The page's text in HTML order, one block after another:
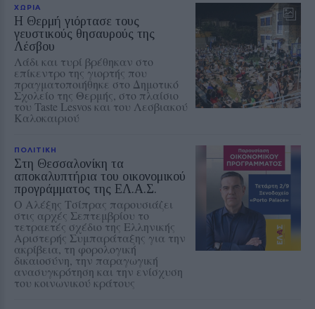
ΧΩΡΙΑ
Η Θερμή γιόρτασε τους
γευστικούς θησαυρούς της
Λέσβου
Λάδι και τυρί βρέθηκαν στο
επίκεντρο της γιορτής που
πραγματοποιήθηκε στο Δημοτικό
Σχολείο της Θερμής, στο πλαίσιο
του Taste Lesvos και του Λεσβιακού
Καλοκαιριού
ΠΟΛΙΤΙΚΗ
Στη Θεσσαλονίκη τα
αποκαλυπτήρια του οικονομικού
προγράμματος της ΕΛ.Α.Σ.
Ο Αλέξης Τσίπρας παρουσιάζει
στις αρχές Σεπτεμβρίου το
τετραετές σχέδιο της Ελληνικής
Αριστερής Συμπαράταξης για την
ακρίβεια, τη φορολογική
δικαιοσύνη, την παραγωγική
ανασυγκρότηση και την ενίσχυση
του κοινωνικού κράτους